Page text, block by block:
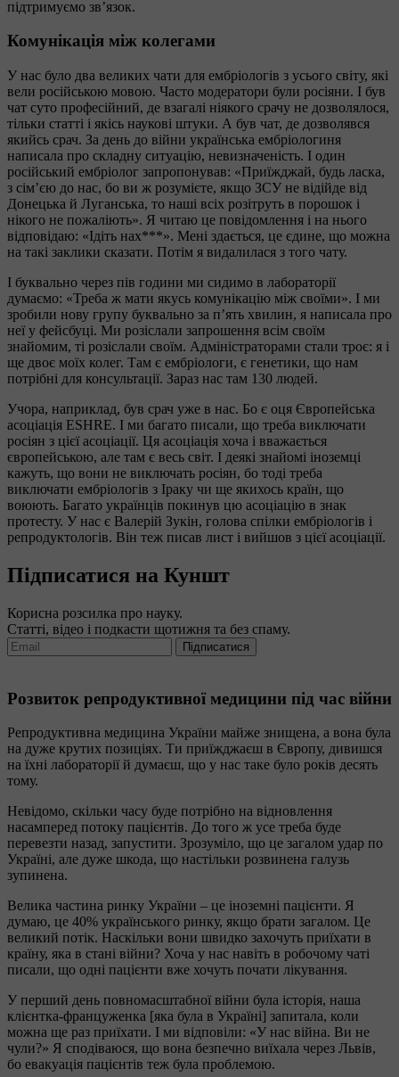
підтримуємо зв’язок.
Комунікація між колегами
У нас було два великих чати для ембріологів з усього світу, які
вели російською мовою. Часто модератори були росіяни. І був
чат суто професійний, де взагалі ніякого срачу не дозволялося,
тільки статті і якісь наукові штуки. А був чат, де дозволявся
якийсь срач. За день до війни українська ембріологиня
написала про складну ситуацію, невизначеність. І один
російський ембріолог запропонував: «Приїжджай, будь ласка,
з сім’єю до нас, бо ви ж розумієте, якщо ЗСУ не відійде від
Донецька й Луганська, то наші всіх розітруть в порошок і
нікого не пожаліють». Я читаю це повідомлення і на нього
відповідаю: «Ідіть нах***». Мені здається, це єдине, що можна
на такі заклики сказати. Потім я видалилася з того чату.
І буквально через пів години ми сидимо в лабораторії
думаємо: «Треба ж мати якусь комунікацію між своїми». І ми
зробили нову групу буквально за п’ять хвилин, я написала про
неї у фейсбуці. Ми розіслали запрошення всім своїм
знайомим, ті розіслали своїм. Адміністраторами стали троє: я і
ще двоє моїх колег. Там є ембріологи, є генетики, що нам
потрібні для консультації. Зараз нас там 130 людей.
Учора, наприклад, був срач уже в нас. Бо є оця Європейська
асоціація ESHRE. І ми багато писали, що треба виключати
росіян з цієї асоціації. Ця асоціація хоча і вважається
європейською, але там є весь світ. І деякі знайомі іноземці
кажуть, що вони не виключать росіян, бо тоді треба
виключати ембріологів з Іраку чи ще якихось країн, що
воюють. Багато українців покинув цю асоціацію в знак
протесту. У нас є Валерій Зукін, голова спілки ембріологів і
репродуктологів. Він теж писав лист і вийшов з цієї асоціації.
Підписатися на Куншт
Корисна розсилка про науку.
Статті, відео і подкасти щотижня та без спаму.
Підписатися
Розвиток репродуктивної медицини під час війни
Репродуктивна медицина України майже знищена, а вона була
на дуже крутих позиціях. Ти приїжджаєш в Європу, дивишся
на їхні лабораторії й думаєш, що у нас таке було років десять
тому.
Невідомо, скільки часу буде потрібно на відновлення
насамперед потоку пацієнтів. До того ж усе треба буде
перевезти назад, запустити. Зрозуміло, що це загалом удар по
Україні, але дуже шкода, що настільки розвинена галузь
зупинена.
Велика частина ринку України – це іноземні пацієнти. Я
думаю, це 40% українського ринку, якщо брати загалом. Це
великий потік. Наскільки вони швидко захочуть приїхати в
країну, яка в стані війни? Хоча у нас навіть в робочому чаті
писали, що одні пацієнти вже хочуть почати лікування.
У перший день повномасштабної війни була історія, наша
клієнтка-француженка [яка була в Україні] запитала, коли
можна ще раз приїхати. І ми відповіли: «У нас війна. Ви не
чули?» Я сподіваюся, що вона безпечно виїхала через Львів,
бо евакуація пацієнтів теж була проблемою.